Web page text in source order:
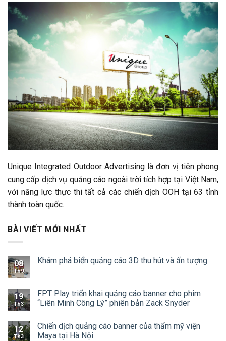
Unique Integrated Outdoor Advertising là đơn vị tiên phong
cung cấp dịch vụ quảng cáo ngoài trời tích hợp tại Việt Nam,
với năng lực thực thi tất cả các chiến dịch OOH tại 63 tỉnh
thành toàn quốc.
BÀI VIẾT MỚI NHẤT
08
Th9
Khám phá biển quảng cáo 3D thu hút và ấn tượng
19
Th3
FPT Play triển khai quảng cáo banner cho phim
“Liên Minh Công Lý” phiên bản Zack Snyder
12
Th3
Chiến dịch quảng cáo banner của thẩm mỹ viện
Maya tại Hà Nội